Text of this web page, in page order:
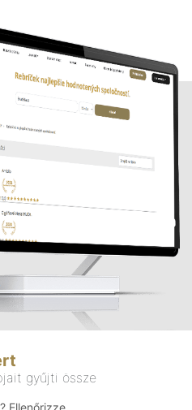
gyűjti össze
Ellenőrizze